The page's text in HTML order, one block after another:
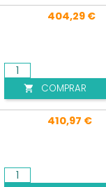
404,29 €
 COMPRAR
410,97 €